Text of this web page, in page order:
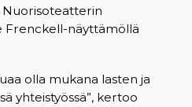
Nuorisoteatterin
Frenckell-näyttämöllä
olla mukana lasten ja
yhteistyössä”, kertoo